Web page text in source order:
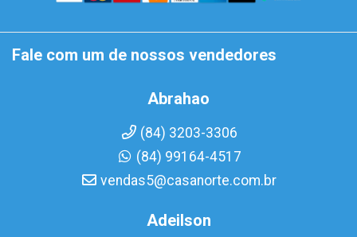
Fale com um de nossos vendedores
Abrahao
(84) 3203-3306
(84) 99164-4517
vendas5@casanorte.com.br
Adeilson